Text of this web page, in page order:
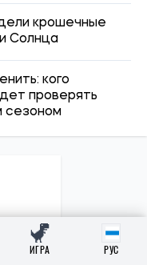
ИГРА РУС